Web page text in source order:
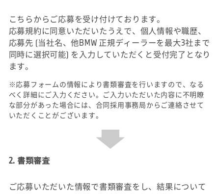
こちらからご応募を受け付けております。
応募規約に同意いただいたうえで、個人情報や職歴、
応募先 (当社名、他BMW 正規ディーラーを最大3社まで
同時に選択可能) を入力していただくと受付完了となり
ます。
※応募フォームの情報により書類審査を行いますので、なる
べく詳細にご入力ください。ご入力いただいた内容に不明瞭
な部分があった場合には、合同採用事務局からご連絡させて
いただくことがございます。
2. 書類審査
ご応募いただいた情報で書類審査をし、結果について